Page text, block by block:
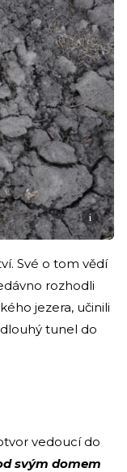
i
Své o tom vědí
rozhodli
jezera, učinili
tunel do
vedoucí do
svým domem